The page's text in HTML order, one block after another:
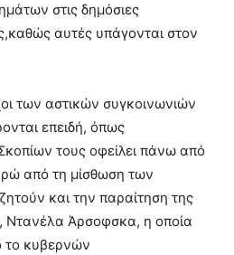
στις δημόσιες
αυτές υπάγονται στον
των αστικών συγκοινωνιών
επειδή, όπως
τους οφείλει πάνω από
από τη μίσθωση των
και την παραίτηση της
Ντανέλα Άρσοφσκα, η οποία
το κυβερνών